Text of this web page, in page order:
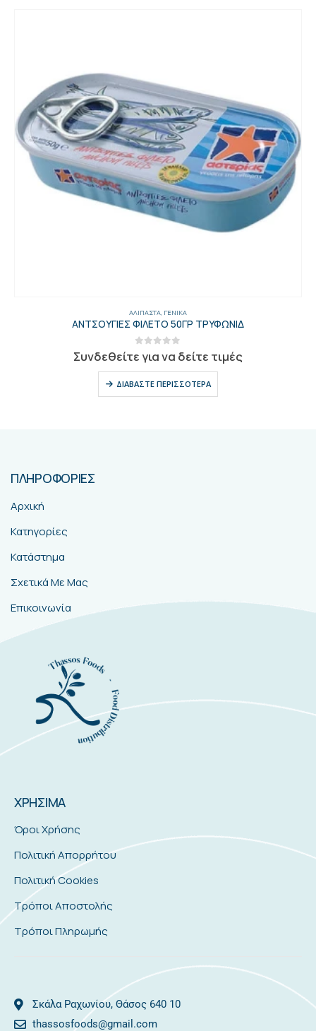
ΑΛΊΠΑΣΤΑ, ΓΕΝΙΚΑ
ΑΝΤΣΟΥΓΙΕΣ ΦΙΛΕΤΟ 50ΓΡ ΤΡΥΦΩΝΙΔ
out of 5
Συνδεθείτε για να δείτε τιμές
ΔΙΑΒΆΣΤΕ ΠΕΡΙΣΣΌΤΕΡΑ
ΠΛΗΡΟΦΟΡΙΕΣ
Αρχική
Κατηγορίες
Κατάστημα
Σχετικά Με Μας
Επικοινωνία
ΧΡΗΣΙΜΑ
Όροι Χρήσης
Πολιτική Απορρήτου
Πολιτική Cookies
Τρόποι Αποστολής
Τρόποι Πληρωμής
Σκάλα Ραχωνίου, Θάσος 640 10
thassosfoods@gmail.com